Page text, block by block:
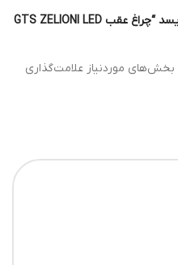
اولین کسی باشید که دیدگاهی می نویسد “چراغ عقب GTS ZELIONI LED
بخش‌های موردنیاز علامت‌گذاری